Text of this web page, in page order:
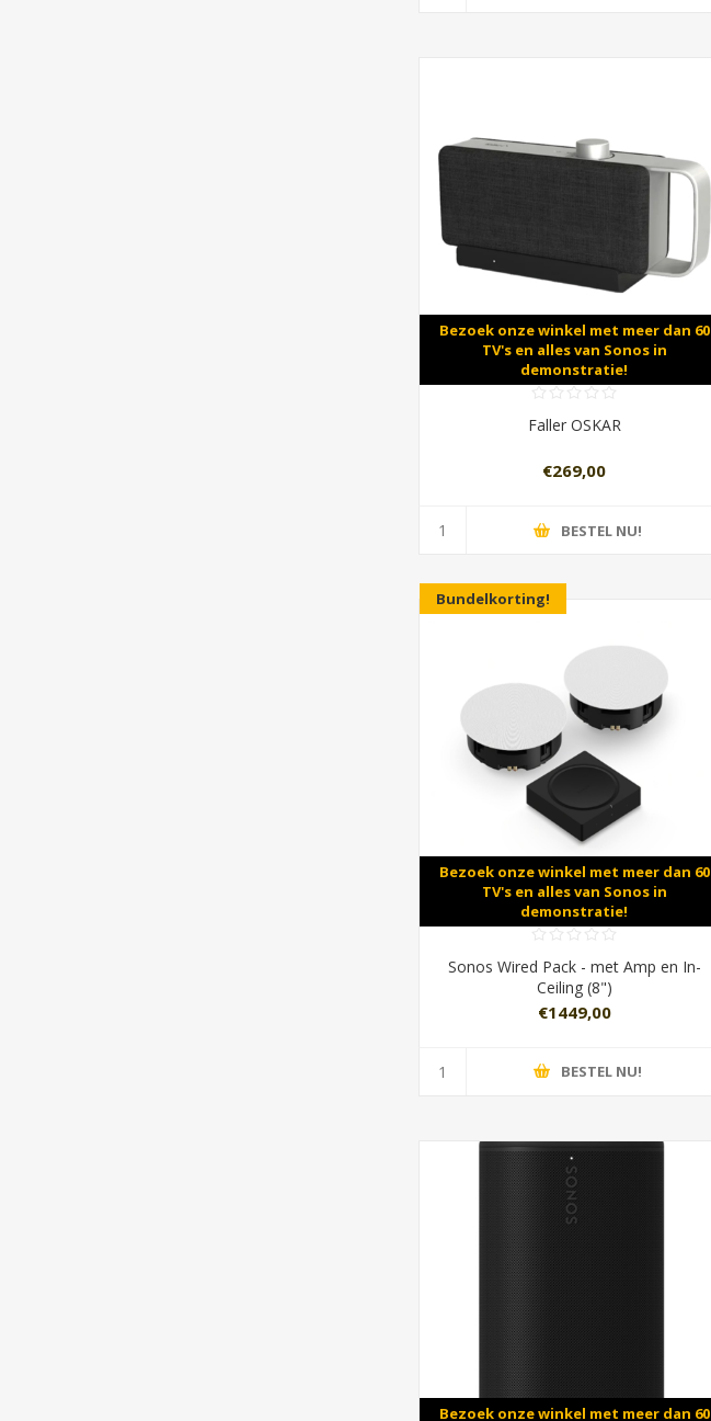
Bezoek onze winkel met meer dan 60
TV's en alles van Sonos in
demonstratie!
Faller OSKAR
€269,00
BESTEL NU!
Bundelkorting!
Bezoek onze winkel met meer dan 60
TV's en alles van Sonos in
demonstratie!
Sonos Wired Pack - met Amp en In-
Ceiling (8")
€1449,00
BESTEL NU!
Bezoek onze winkel met meer dan 60